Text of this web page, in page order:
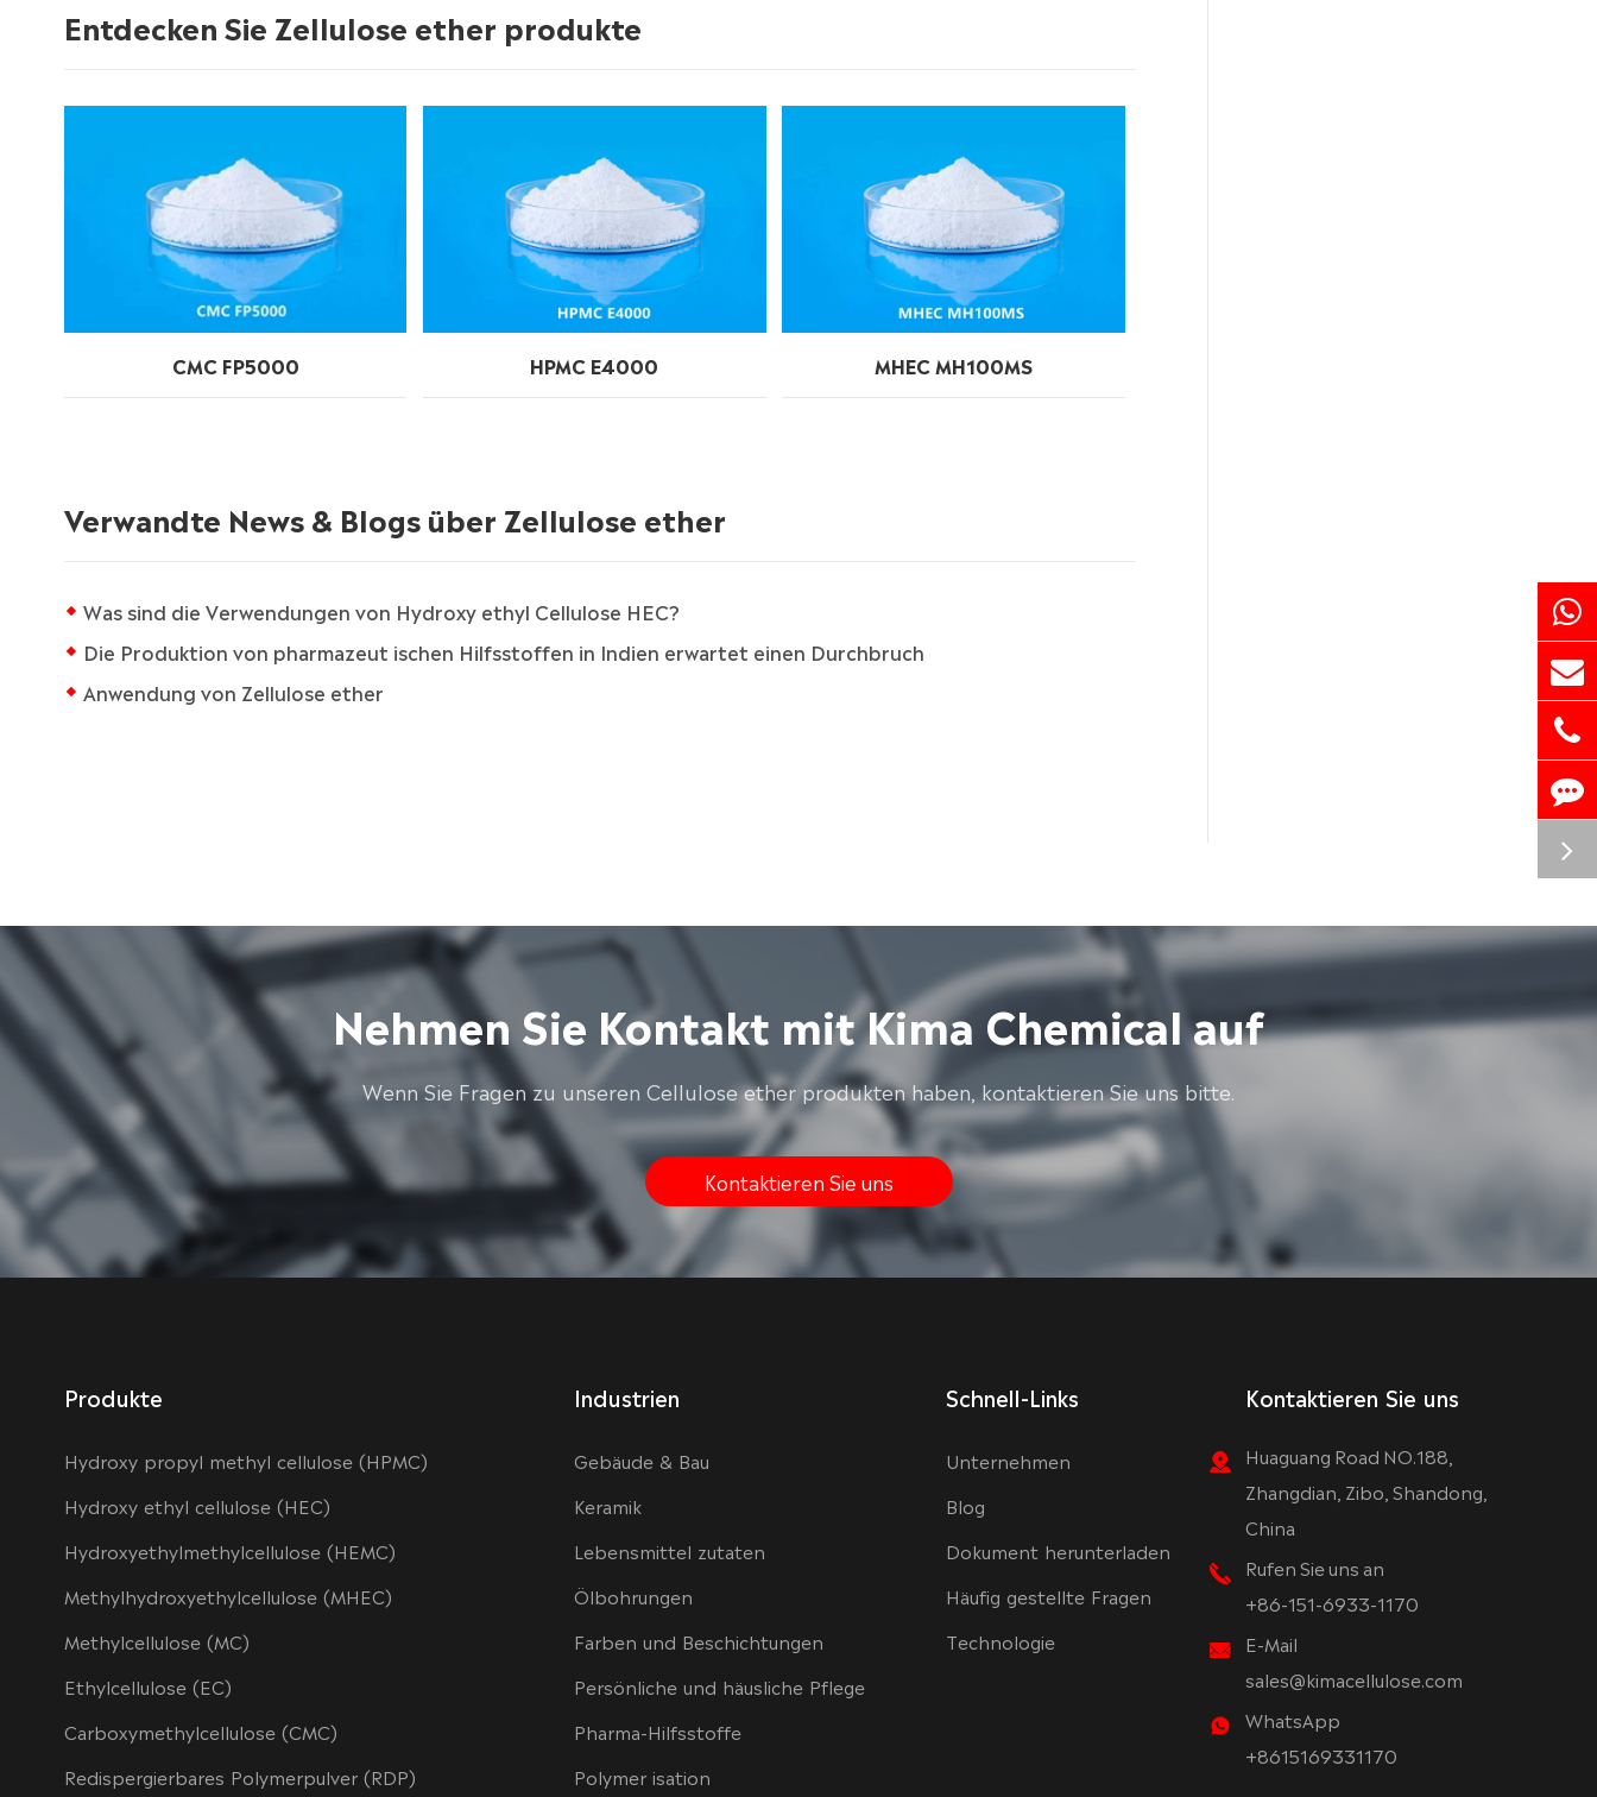
Entdecken Sie Zellulose ether produkte
CMC FP5000 HPMC E4000 MHEC MH100MS
Verwandte News & Blogs über Zellulose ether
Was sind die Verwendungen von Hydroxy ethyl Cellulose HEC?
Die Produktion von pharmazeut ischen Hilfsstoffen in Indien erwartet einen Durchbruch
Anwendung von Zellulose ether
Nehmen Sie Kontakt mit Kima Chemical auf
Wenn Sie Fragen zu unseren Cellulose ether produkten haben, kontaktieren Sie uns bitte.
Kontaktieren Sie uns
Produkte
Hydroxy propyl methyl cellulose (HPMC)
Hydroxy ethyl cellulose (HEC)
Hydroxyethylmethylcellulose (HEMC)
Methylhydroxyethylcellulose (MHEC)
Methylcellulose (MC)
Ethylcellulose (EC)
Carboxymethylcellulose (CMC)
Redispergierbares Polymerpulver (RDP)
Industrien
Gebäude & Bau
Keramik
Lebensmittel zutaten
Ölbohrungen
Farben und Beschichtungen
Persönliche und häusliche Pflege
Pharma-Hilfsstoffe
Polymer isation
Schnell-Links
Unternehmen
Blog
Dokument herunterladen
Häufig gestellte Fragen
Technologie
Kontaktieren Sie uns
Huaguang Road NO.188,
Zhangdian, Zibo, Shandong,
China
Rufen Sie uns an
+86-151-6933-1170
E-Mail
sales@kimacellulose.com
WhatsApp
+8615169331170